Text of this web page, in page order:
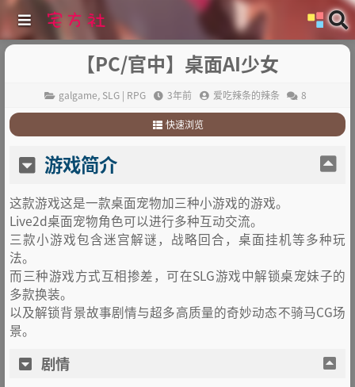
【PC/官中】桌面AI少女
galgame, SLG | RPG 3年前 爱吃辣条的辣条 8
快速浏览
2.剧情游戏简介
这款游戏这是一款桌面宠物加三种小游戏的游戏。
Live2d桌面宠物角色可以进行多种互动交流。
三款小游戏包含迷宫解谜，战略回合，桌面挂机等多种玩
法。
而三种游戏方式互相掺差，可在SLG游戏中解锁桌宠妹子的
多款换装。
以及解锁背景故事剧情与超多高质量的奇妙动态不骑马CG场
景。
剧情